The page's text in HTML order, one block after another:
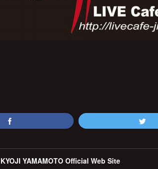
KYOJI YAMAMOTO Official Web Site